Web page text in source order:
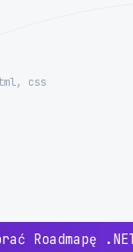
css
Roadmapę